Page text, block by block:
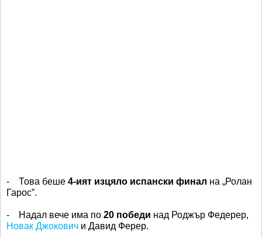
- Това беше 4-ият изцяло испански финал на „Ролан
Гарос”.
- Надал вече има по 20 победи над Роджър Федерер,
Новак Джокович и Давид Ферер.